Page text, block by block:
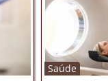
Saúde